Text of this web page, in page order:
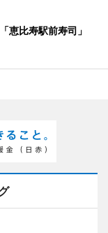
恵比寿駅前寿司」